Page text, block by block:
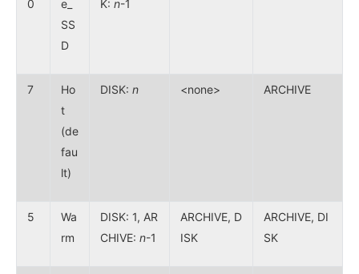
0
e_
SS
D
K: n-1
7
Ho
t
(de
fau
lt)
DISK: n <none> ARCHIVE
5
Wa
rm
DISK: 1, AR
CHIVE: n-1
ARCHIVE, D
ISK
ARCHIVE, DI
SK